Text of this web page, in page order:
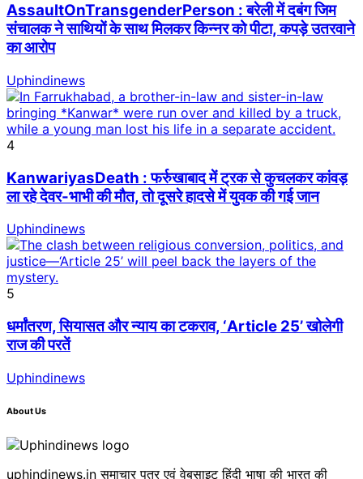
AssaultOnTransgenderPerson : बरेली में दबंग जिम
संचालक ने साथियों के साथ मिलकर किन्नर को पीटा, कपड़े उतरवाने
का आरोप
Uphindinews
4
KanwariyasDeath : फर्रुखाबाद में ट्रक से कुचलकर कांवड़
ला रहे देवर-भाभी की मौत, तो दूसरे हादसे में युवक की गई जान
Uphindinews
5
धर्मांतरण, सियासत और न्याय का टकराव, ‘Article 25’ खोलेगी
राज की परतें
Uphindinews
About Us
uphindinews.in समाचार पत्र एवं वेबसाइट हिंदी भाषा की भारत की